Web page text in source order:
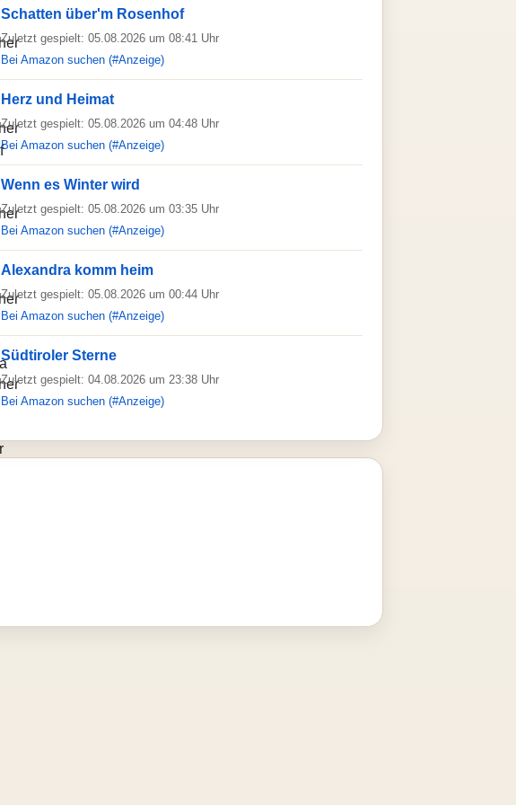
Schatten über'm Rosenhof
Zuletzt gespielt: 05.08.2026 um 08:41 Uhr
Bei Amazon suchen (#Anzeige)
Herz und Heimat
Zuletzt gespielt: 05.08.2026 um 04:48 Uhr
Bei Amazon suchen (#Anzeige)
Wenn es Winter wird
Zuletzt gespielt: 05.08.2026 um 03:35 Uhr
Bei Amazon suchen (#Anzeige)
Alexandra komm heim
Zuletzt gespielt: 05.08.2026 um 00:44 Uhr
Bei Amazon suchen (#Anzeige)
Südtiroler Sterne
Zuletzt gespielt: 04.08.2026 um 23:38 Uhr
Bei Amazon suchen (#Anzeige)